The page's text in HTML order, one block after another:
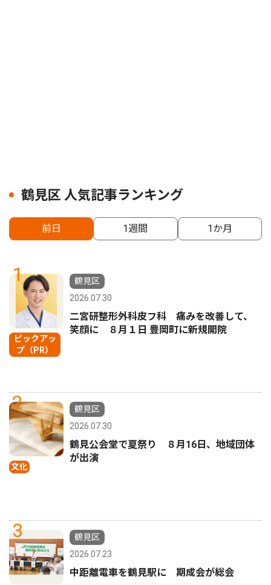
鶴見区 人気記事ランキング
前日 1週間 1か月
1
ピックアッ
プ（PR）
鶴見区
2026.07.30
二宮研整形外科皮フ科 痛みを改善して、
笑顔に ８月１日 豊岡町に新規開院
2
文化
鶴見区
2026.07.30
鶴見公会堂で夏祭り ８月16日、地域団体
が出演
3
鶴見区
2026.07.23
中距離電車を鶴見駅に 期成会が総会